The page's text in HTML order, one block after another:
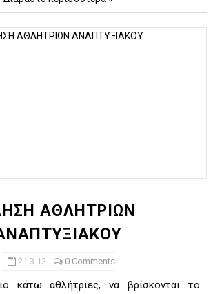
ΑΘΛΗΤΡΙΩΝ
21.3.12 0 Comments
κάτω αθλήτριες, να βρίσκονται το